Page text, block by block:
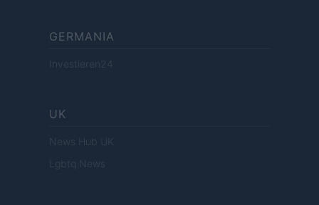
GERMANIA
Investieren24
UK
News Hub UK
Lgbtq News